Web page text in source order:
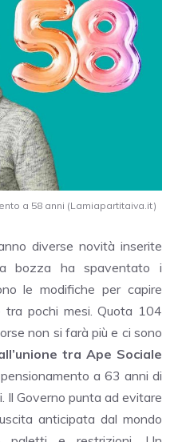
a 58 anni (Lamiapartitaiva.it)
diverse novità inserite
bozza ha spaventato i
le modifiche per capire
tra pochi mesi. Quota 104
non si farà più e ci sono
tra Ape Sociale
a 63 anni di
Il Governo punta ad evitare
anticipata dal mondo